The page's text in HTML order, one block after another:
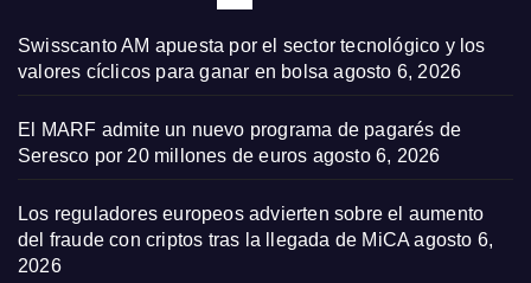
Swisscanto AM apuesta por el sector tecnológico y los
valores cíclicos para ganar en bolsa agosto 6, 2026
El MARF admite un nuevo programa de pagarés de
Seresco por 20 millones de euros agosto 6, 2026
Los reguladores europeos advierten sobre el aumento
del fraude con criptos tras la llegada de MiCA agosto 6,
2026